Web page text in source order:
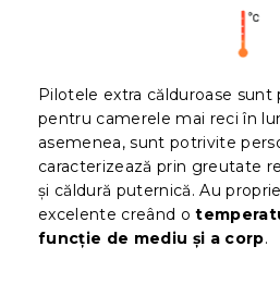
Pilotele extra călduroase sunt
pentru camerele mai reci în
asemenea, sunt potrivite
caracterizează prin greutate
și căldură puternică. Au
excelente creând o
funcție de mediu și a corp.